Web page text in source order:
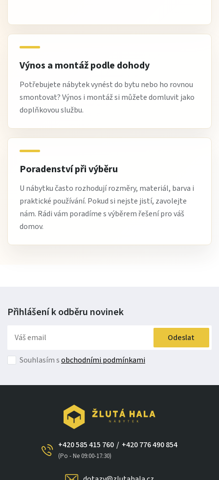
Výnos a montáž podle dohody
Potřebujete nábytek vynést do bytu nebo ho rovnou
smontovat? Výnos i montáž si můžete domluvit jako
doplňkovou službu.
Poradenství při výběru
U nábytku často rozhodují rozměry, materiál, barva i
praktické používání. Pokud si nejste jistí, zavolejte
nám. Rádi vám poradíme s výběrem řešení pro váš
domov.
Přihlášení k odběru novinek
Odeslat
Souhlasím sobchodními podmínkami
+420 585 415 760
(Po - Ne 09:00-17:30)
/ +420 776 490 854